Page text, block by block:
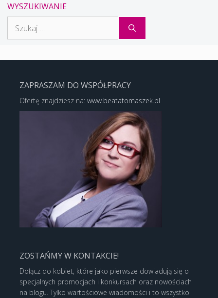
WYSZUKIWANIE
ZAPRASZAM DO WSPÓŁPRACY
Ofertę znajdziesz na: www.beatatomaszek.pl
ZOSTAŃMY W KONTAKCIE!
Dołącz do kobiet, które jako pierwsze dowiadują się o
specjalnych promocjach i konkursach oraz nowościach
na blogu. Tylko wartościowe wiadomości i to wszystko